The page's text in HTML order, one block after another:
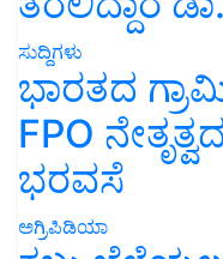
ಸುದ್ದಿಗಳು
ಭಾರತದ
FPO
ಭರವಸೆ
ಅಗ್ರಿಪಿಡಿಯಾ
ಕಬ್ಬು